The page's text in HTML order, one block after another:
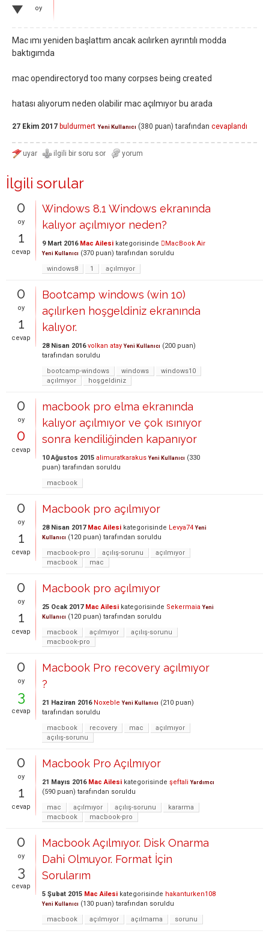
oy
Mac ımı yeniden başlattım ancak acılırken ayrıntılı modda
baktıgımda
mac opendirectoryd too many corpses being created
hatası alıyorum neden olabilir mac açılmıyor bu arada
27 Ekim 2017 buldurmert Yeni Kullanıcı (380 puan) tarafından cevaplandı
İlgili sorular
0
oy
1
cevap
Windows 8.1 Windows ekranında
kalıyor açılmıyor neden?
9 Mart 2016 Mac Ailesi kategorisinde MacBook Air
Yeni Kullanıcı (370 puan) tarafından soruldu
windows8
1 açılmıyor
0
oy
1
cevap
Bootcamp windows (win 10)
açılırken hoşgeldiniz ekranında
kalıyor.
28 Nisan 2016 volkan atay Yeni Kullanıcı (200 puan)
tarafından soruldu
bootcamp-windows
windows
windows10
açılmıyor
hoşgeldiniz
0
oy
0
cevap
macbook pro elma ekranında
kalıyor açılmıyor ve çok ısınıyor
sonra kendiliğinden kapanıyor
10 Ağustos 2015 alimuratkarakus Yeni Kullanıcı (330
puan) tarafından soruldu
macbook
0
oy
1
cevap
Macbook pro açılmıyor
28 Nisan 2017 Mac Ailesi kategorisinde Levya74 Yeni
Kullanıcı (120 puan) tarafından soruldu
macbook-pro
açılış-sorunu
açılmıyor
macbook
mac
0
oy
1
cevap
Macbook pro açılmıyor
25 Ocak 2017 Mac Ailesi kategorisinde Sekermaia Yeni
Kullanıcı (120 puan) tarafından soruldu
macbook
açılmıyor
açılış-sorunu
macbook-pro
0
oy
3
cevap
Macbook Pro recovery açılmıyor
?
21 Haziran 2016 Noxeble Yeni Kullanıcı (210 puan)
tarafından soruldu
macbook
recovery mac
açılmıyor
açılış-sorunu
0
oy
1
cevap
Macbook Pro Açılmıyor
21 Mayıs 2016 Mac Ailesi kategorisinde şeftali Yardımcı
(590 puan) tarafından soruldu
mac
açılmıyor açılış-sorunu
kararma
macbook
macbook-pro
0
oy
3
cevap
Macbook Açılmıyor. Disk Onarma
Dahi Olmuyor. Format İçin
Sorularım
5 Şubat 2015 Mac Ailesi kategorisinde hakanturken108
Yeni Kullanıcı (130 puan) tarafından soruldu
macbook
açılmıyor açılmama sorunu